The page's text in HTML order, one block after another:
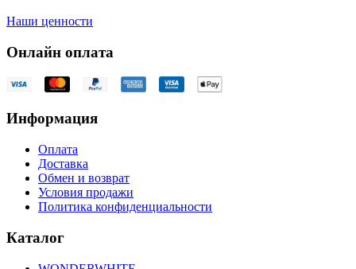
Наши ценности
Онлайн оплата
Информация
Оплата
Доставка
Обмен и возврат
Условия продажи
Политика конфиденциальности
Каталог